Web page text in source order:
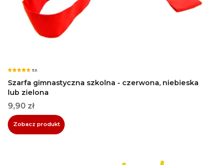
5.0
Szarfa gimnastyczna szkolna - czerwona, niebieska
lub zielona
Cena
9,90 zł
Zobacz produkt